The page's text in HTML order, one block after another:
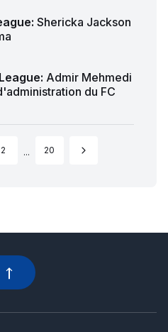
: Shericka Jackson
: Admir Mehmedi
du FC
2 ... 20